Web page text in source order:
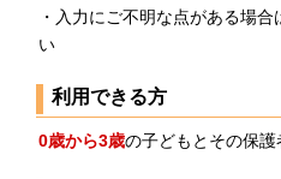
・入力にご不明な点がある場
い
利用できる方
0歳から3歳の子どもとその保護